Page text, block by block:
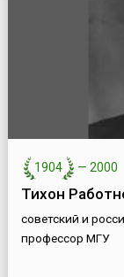
1904 — 2000
Тихон
советский и
профессор МГУ